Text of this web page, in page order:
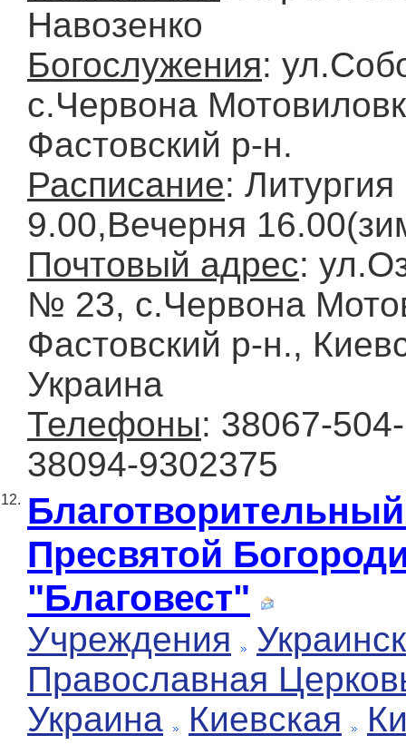
Навозенко
Богослужения:
с.Червона
Фастовский р-н.
Расписание: Литургия
9.00,Вечерня
Почтовый адрес:
№ 23, с.Червона
Фастовский р-н.,
Украина
Телефоны: 38067-
38094-9302375
12.
Пресвятой
"Благовест"
Учреждения
Православная
Украина
Киевская